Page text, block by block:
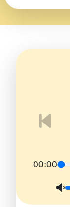
00:00